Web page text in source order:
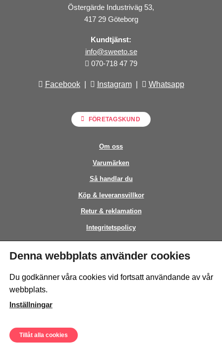
Östergärde Industriväg 53,
417 29 Göteborg
Kundtjänst:
info@sweeto.se
070-718 47 79
Facebook| Instagram| Whatsapp
FÖRETAGSKUND
Om oss
Varumärken
Så handlar du
Köp & leveransvillkor
Retur & reklamation
Integritetspolicy
Kontakt
This site is protected by reCAPTCHA and the GooglePrivacy Policyand
© Sweeto Scandinavia AB - All rights reserved.
Denna webbplats använder cookies
Du godkänner våra cookies vid fortsatt användande av vår
webbplats.
Inställningar
Tillåt alla cookies